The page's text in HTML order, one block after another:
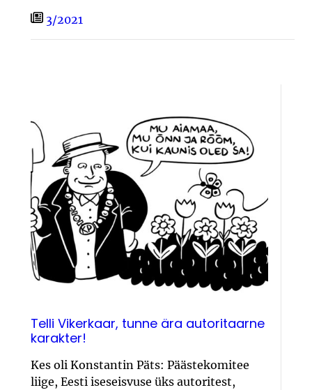
3/2021
Telli Vikerkaar, tunne ära autoritaarne
karakter!
Kes oli Konstantin Päts: Päästekomitee
liige, Eesti iseseisvuse üks autoritest,